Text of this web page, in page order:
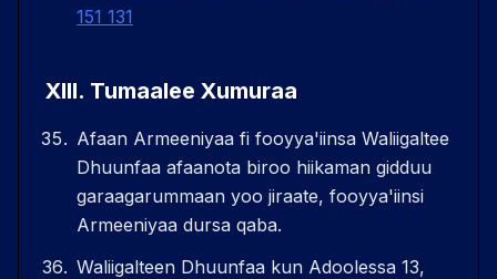
151 131
XIII. Tumaalee Xumuraa
Afaan Armeeniyaa fi fooyya'iinsa Waliigaltee
Dhuunfaa afaanota biroo hiikaman gidduu
garaagarummaan yoo jiraate, fooyya'iinsi
Armeeniyaa dursa qaba.
Waliigalteen Dhuunfaa kun Adoolessa 13,